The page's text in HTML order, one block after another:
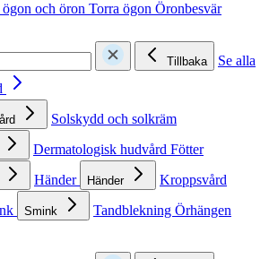
och öron Torra ögon Öronbesvär
Tillbaka
Se alla
Solskydd och solkräm
Dermatologisk hudvård Fötter
Händer Händer Kroppsvård
Smink Tandblekning Örhängen